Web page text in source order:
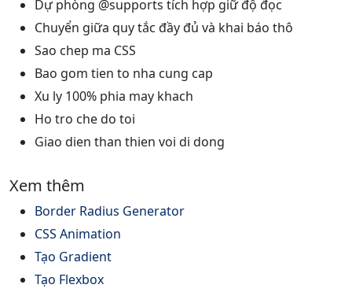
Dự phòng @supports tích hợp giữ độ đọc
Chuyển giữa quy tắc đầy đủ và khai báo thô
Sao chep ma CSS
Bao gom tien to nha cung cap
Xu ly 100% phia may khach
Ho tro che do toi
Giao dien than thien voi di dong
Xem thêm
Border Radius Generator
CSS Animation
Tạo Gradient
Tạo Flexbox